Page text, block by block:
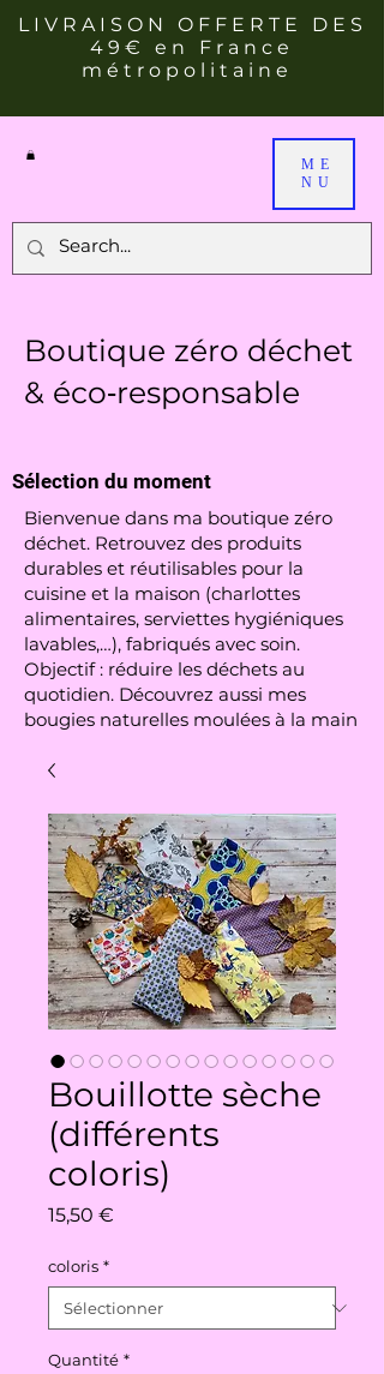
LIVRAISON OFFERTE DES
49€ en France
métropolitaine
ME
NU
Sélection du moment
Boutique zéro déchet
& éco‑responsable
Bienvenue dans ma boutique zéro
déchet. Retrouvez des produits
durables et réutilisables pour la
cuisine et la maison (charlottes
alimentaires, serviettes hygiéniques
lavables,…), fabriqués avec soin.
Objectif : réduire les déchets au
quotidien. Découvrez aussi mes
bougies naturelles moulées à la main
Bouillotte sèche
(différents
coloris)
15,50 €
coloris *
Quantité *